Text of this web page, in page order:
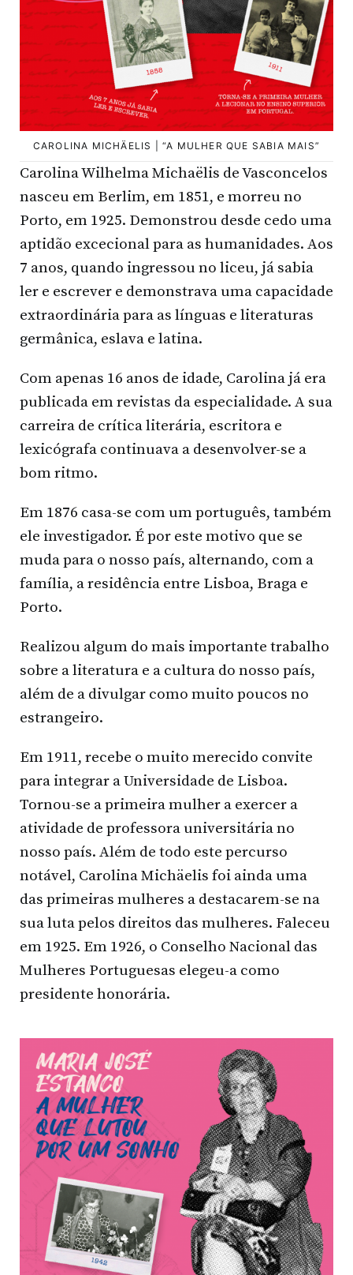
CAROLINA MICHÄELIS | “A MULHER QUE SABIA MAIS”
Carolina Wilhelma Michaëlis de Vasconcelos
nasceu em Berlim, em 1851, e morreu no
Porto, em 1925. Demonstrou desde cedo uma
aptidão excecional para as humanidades. Aos
7 anos, quando ingressou no liceu, já sabia
ler e escrever e demonstrava uma capacidade
extraordinária para as línguas e literaturas
germânica, eslava e latina.
Com apenas 16 anos de idade, Carolina já era
publicada em revistas da especialidade. A sua
carreira de crítica literária, escritora e
lexicógrafa continuava a desenvolver-se a
bom ritmo.
Em 1876 casa-se com um português, também
ele investigador. É por este motivo que se
muda para o nosso país, alternando, com a
família, a residência entre Lisboa, Braga e
Porto.
Realizou algum do mais importante trabalho
sobre a literatura e a cultura do nosso país,
além de a divulgar como muito poucos no
estrangeiro.
Em 1911, recebe o muito merecido convite
para integrar a Universidade de Lisboa.
Tornou-se a primeira mulher a exercer a
atividade de professora universitária no
nosso país. Além de todo este percurso
notável, Carolina Michäelis foi ainda uma
das primeiras mulheres a destacarem-se na
sua luta pelos direitos das mulheres. Faleceu
em 1925. Em 1926, o Conselho Nacional das
Mulheres Portuguesas elegeu-a como
presidente honorária.